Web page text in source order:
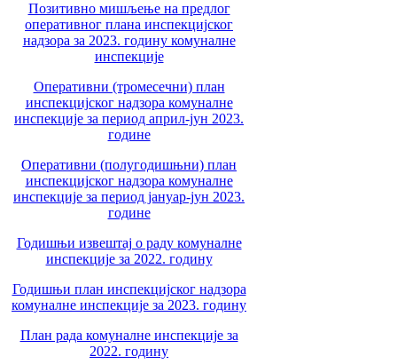
Позитивно мишљење на предлог
оперативног плана инспекцијског
надзора за 2023. годину комуналне
инспекције
Оперативни (тромесечни) план
инспекцијског надзора комуналне
инспекције за период април-јун 2023.
године
Оперативни (полугодишњни) план
инспекцијског надзора комуналне
инспекције за период јануар-јун 2023.
године
Годишњи извештај о раду комуналне
инспекције за 2022. годину
Годишњи план инспекцијског надзора
комуналне инспекције за 2023. годину
План рада комуналне инспекције за
2022. годину